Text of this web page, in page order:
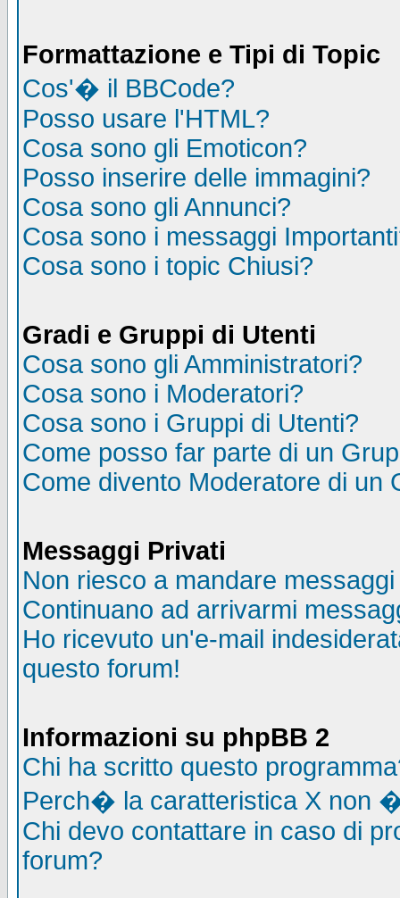
Formattazione e Tipi di Topic
Cos'� il BBCode?
Posso usare l'HTML?
Cosa sono gli Emoticon?
Posso inserire delle immagini?
Cosa sono gli Annunci?
Cosa sono i messaggi
Cosa sono i topic Chiusi?
Gradi e Gruppi di Utenti
Cosa sono gli Amministratori?
Cosa sono i Moderatori?
Cosa sono i Gruppi di Utenti?
Come posso far parte di un
Come divento Moderatore di un
Messaggi Privati
Non riesco a mandare
Continuano ad arrivarmi
Ho ricevuto un'e-mail
questo forum!
Informazioni su phpBB 2
Chi ha scritto questo
Perch� la caratteristica X non
Chi devo contattare in caso di
forum?